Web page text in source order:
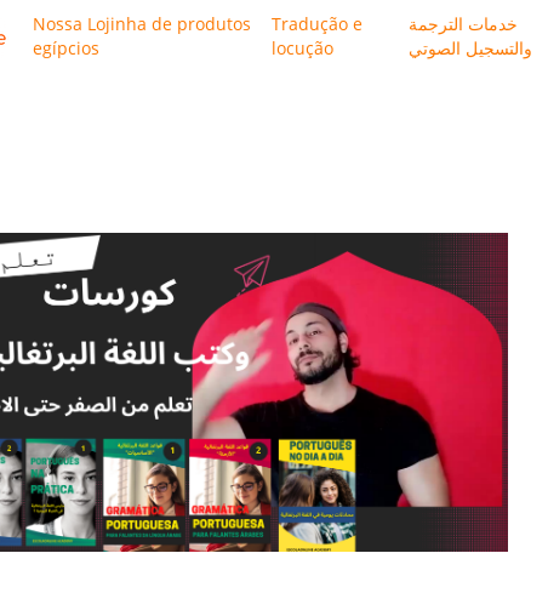
Nossa Lojinha de produtos
egípcios
Tradução e
locução
خدمات الترجمة
والتسجيل الصوتي